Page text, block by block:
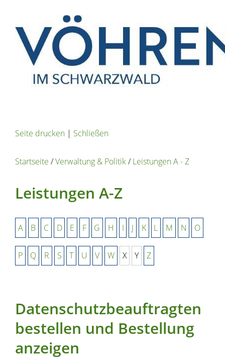
Seite drucken | Schließen
Startseite /Verwaltung & Politik/Leistungen A - Z
Leistungen A-Z
A B C D E F G H I J K L M N O
P Q R S T U V W X Y Z
Datenschutzbeauftragten
bestellen und Bestellung
anzeigen